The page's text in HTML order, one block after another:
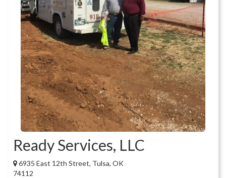
Ready Services, LLC
6935 East 12th Street, Tulsa, OK
74112